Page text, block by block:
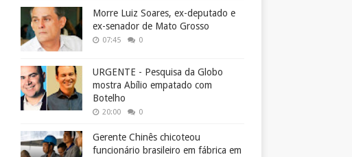
Morre Luiz Soares, ex-deputado e
ex-senador de Mato Grosso
07:45 0
URGENTE - Pesquisa da Globo
mostra Abílio empatado com
Botelho
20:00 0
Gerente Chinês chicoteou
funcionário brasileiro em fábrica em